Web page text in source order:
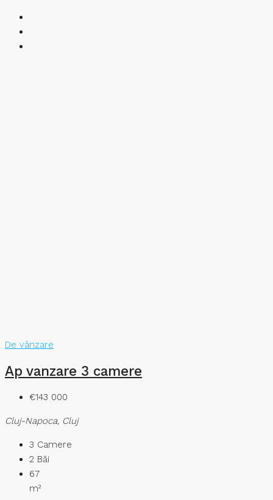
De vânzare
Ap vanzare 3 camere
€143 000
Cluj-Napoca, Cluj
3 Camere
2 Băi
67
m²